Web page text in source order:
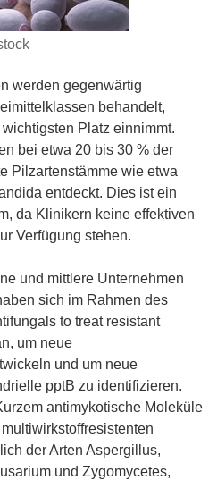
werden gegenwärtig
behandelt,
Platz einnimmt.
bei etwa 20 bis 30 % der
Pilzartenstämme wie etwa
entdeckt. Dies ist ein
da Klinikern keine effektiven
Verfügung stehen.
und mittlere Unternehmen
sich im Rahmen des
to treat resistant
um neue
und um neue
pptB zu identifizieren.
antimykotische Moleküle
der Arten Aspergillus,
und Zygomycetes,